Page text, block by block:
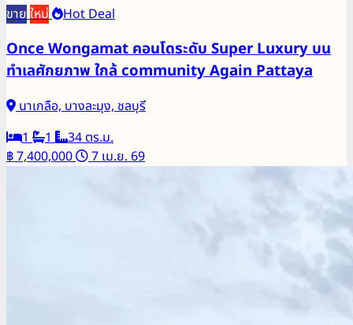
ขาย ใหม่ Hot Deal
Once Wongamat คอนโดระดับ Super Luxury บน
ทำเลศักยภาพ ใกล้ community Again Pattaya
นาเกลือ, บางละมุง, ชลบุรี
1
1
34 ตร.ม.
฿ 7,400,000
7 เม.ย. 69